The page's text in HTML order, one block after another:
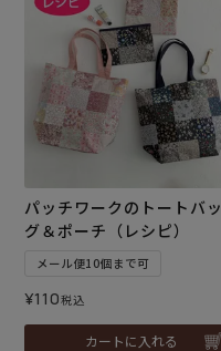
パッチワークのトートバッ
グ＆ポーチ（レシピ）
メール便10個まで可
¥110税込
カートに入れる